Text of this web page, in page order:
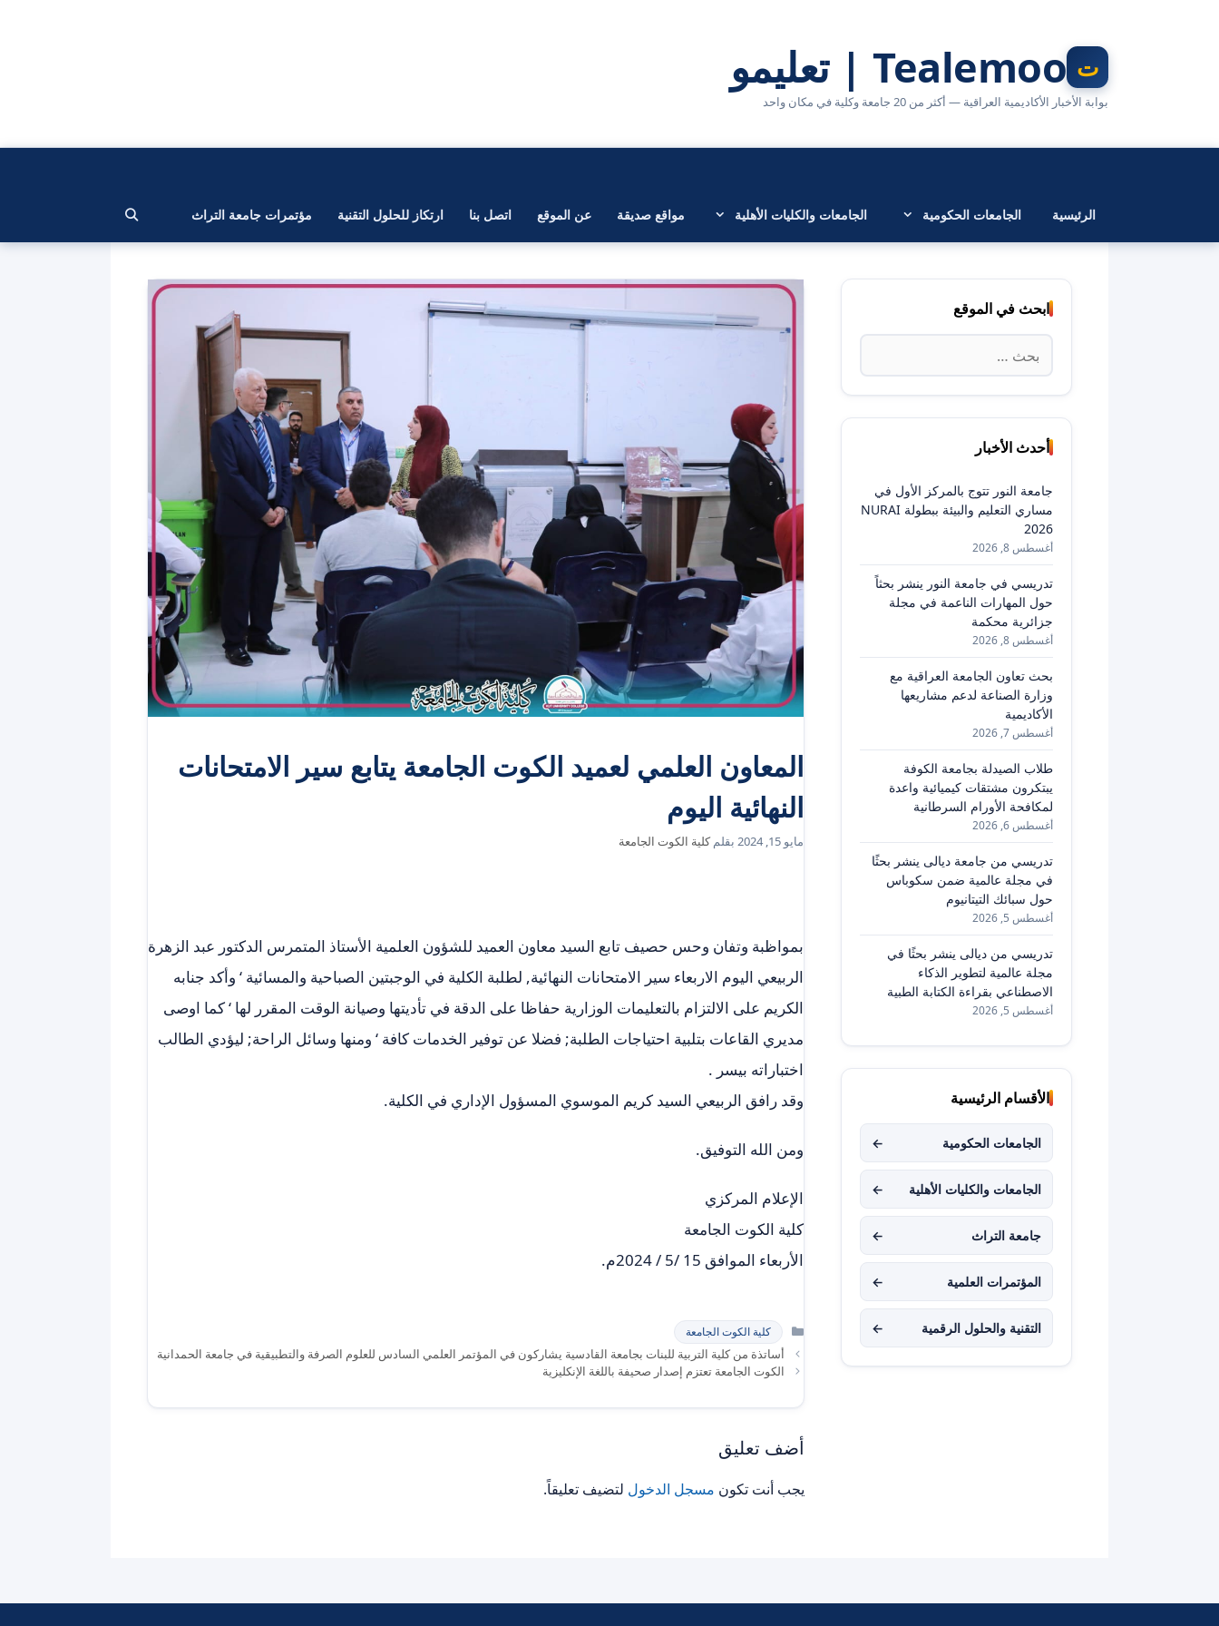
Tealemoo | تعليمو
بوابة الأخبار الأكاديمية العراقية — أكثر من 20 جامعة وكلية في مكان واحد
الرئيسية الجامعات الحكومية الجامعات والكليات الأهلية مواقع صديقة عن الموقع اتصل بنا ارتكاز للحلول التقنية مؤتمرات جامعة التراث
المعاون العلمي لعميد الكوت الجامعة يتابع سير الامتحانات
النهائية اليوم
مايو 15, 2024 بقلمكلية الكوت الجامعة
بمواظبة وتفان وحس حصيف تابع السيد معاون العميد للشؤون العلمية الأستاذ المتمرس الدكتور عبد الزهرة
الربيعي اليوم الاربعاء سير الامتحانات النهائية, لطلبة الكلية في الوجبتين الصباحية والمسائية ‘ وأكد جنابه
الكريم على الالتزام بالتعليمات الوزارية حفاظا على الدقة في تأديتها وصيانة الوقت المقرر لها ‘ كما اوصى
مديري القاعات بتلبية احتياجات الطلبة; فضلا عن توفير الخدمات كافة ‘ ومنها وسائل الراحة; ليؤدي الطالب
اختباراته بيسر .
وقد رافق الربيعي السيد كريم الموسوي المسؤول الإداري في الكلية.
ومن الله التوفيق.
الإعلام المركزي
كلية الكوت الجامعة
الأربعاء الموافق 15 /5 / 2024م.
التصنيفات
كلية الكوت الجامعة
أساتذة من كلية التربية للبنات بجامعة القادسية يشاركون في المؤتمر العلمي السادس للعلوم الصرفة والتطبيقية في جامعة الحمدانية
الكوت الجامعة تعتزم إصدار صحيفة باللغة الإنكليزية
أضف تعليق
يجب أنت تكون مسجل الدخول لتضيف تعليقاً.
ابحث في الموقع
البحث
عن:
أحدث الأخبار
جامعة النور تتوج بالمركز الأول في
مساري التعليم والبيئة ببطولة NURAI
2026
أغسطس 8, 2026
تدريسي في جامعة النور ينشر بحثاً
حول المهارات الناعمة في مجلة
جزائرية محكمة
أغسطس 8, 2026
بحث تعاون الجامعة العراقية مع
وزارة الصناعة لدعم مشاريعها
الأكاديمية
أغسطس 7, 2026
طلاب الصيدلة بجامعة الكوفة
يبتكرون مشتقات كيميائية واعدة
لمكافحة الأورام السرطانية
أغسطس 6, 2026
تدريسي من جامعة ديالى ينشر بحثًا
في مجلة عالمية ضمن سكوباس
حول سبائك التيتانيوم
أغسطس 5, 2026
تدريسي من ديالى ينشر بحثًا في
مجلة عالمية لتطوير الذكاء
الاصطناعي بقراءة الكتابة الطبية
أغسطس 5, 2026
الأقسام الرئيسية
الجامعات الحكومية ←
الجامعات والكليات الأهلية ←
جامعة التراث ←
المؤتمرات العلمية ←
التقنية والحلول الرقمية ←